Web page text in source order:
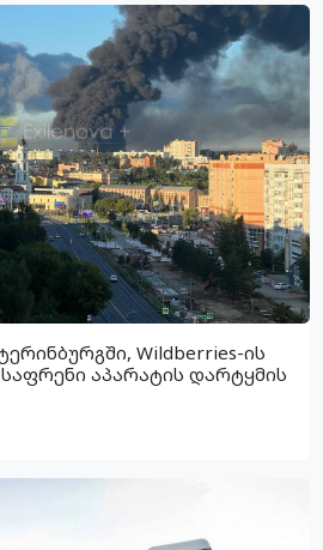
Wildberries-ის
აპარატის დარტყმის